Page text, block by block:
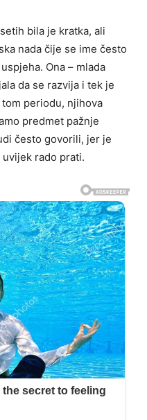
bila je kratka, ali
nada čije se ime često
Ona – mlada
da se razvija i tek je
periodu, njihova
predmet pažnje
često govorili, jer je
rado prati.